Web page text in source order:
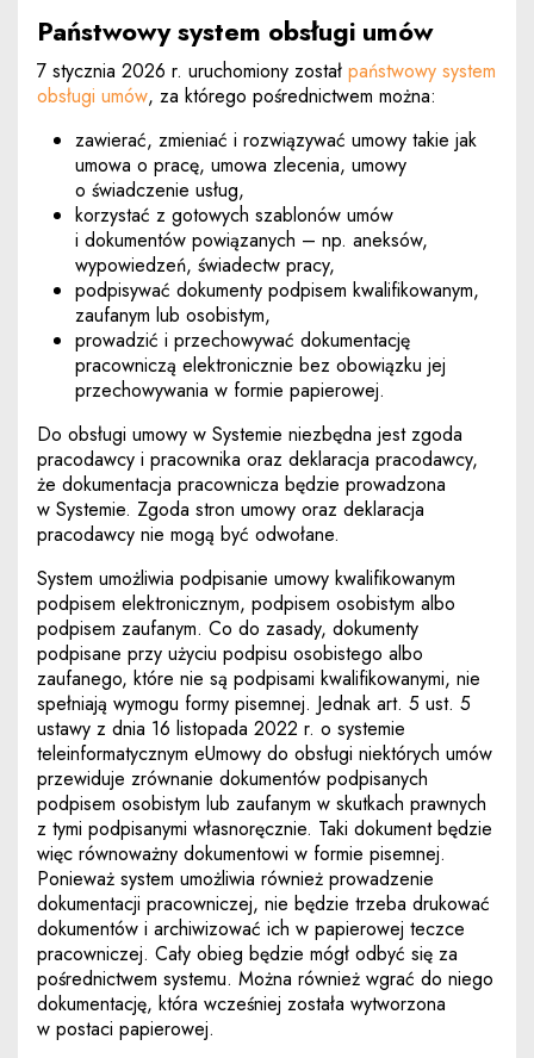
Państwowy system obsługi umów
7 stycznia 2026 r. uruchomiony został państwowy system
obsługi umówUwaga, link zostanie otwarty w nowym oknie
, za którego pośrednictwem można:
zawierać, zmieniać i rozwiązywać umowy takie jak
umowa o pracę, umowa zlecenia, umowy
o świadczenie usług,
korzystać z gotowych szablonów umów
i dokumentów powiązanych – np. aneksów,
wypowiedzeń, świadectw pracy,
podpisywać dokumenty podpisem kwalifikowanym,
zaufanym lub osobistym,
prowadzić i przechowywać dokumentację
pracowniczą elektronicznie bez obowiązku jej
przechowywania w formie papierowej.
Do obsługi umowy w Systemie niezbędna jest zgoda
pracodawcy i pracownika oraz deklaracja pracodawcy,
że dokumentacja pracownicza będzie prowadzona
w Systemie. Zgoda stron umowy oraz deklaracja
pracodawcy nie mogą być odwołane.
System umożliwia podpisanie umowy kwalifikowanym
podpisem elektronicznym, podpisem osobistym albo
podpisem zaufanym. Co do zasady, dokumenty
podpisane przy użyciu podpisu osobistego albo
zaufanego, które nie są podpisami kwalifikowanymi, nie
spełniają wymogu formy pisemnej. Jednak art. 5 ust. 5
ustawy z dnia 16 listopada 2022 r. o systemie
teleinformatycznym eUmowy do obsługi niektórych umów
przewiduje zrównanie dokumentów podpisanych
podpisem osobistym lub zaufanym w skutkach prawnych
z tymi podpisanymi własnoręcznie. Taki dokument będzie
więc równoważny dokumentowi w formie pisemnej.
Ponieważ system umożliwia również prowadzenie
dokumentacji pracowniczej, nie będzie trzeba drukować
dokumentów i archiwizować ich w papierowej teczce
pracowniczej. Cały obieg będzie mógł odbyć się za
pośrednictwem systemu. Można również wgrać do niego
dokumentację, która wcześniej została wytworzona
w postaci papierowej.